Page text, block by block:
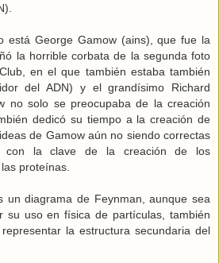
está George Gamow (ains), que fue la
la horrible corbata de la segunda foto
en el que también estaba también
del ADN) y el grandísimo Richard
no solo se preocupaba de la creación
dedicó su tiempo a la creación de
de Gamow aún no siendo correctas
con la clave de la creación de los
proteínas.
un diagrama de Feynman, aunque sea
su uso en física de partículas, también
la estructura secundaria del